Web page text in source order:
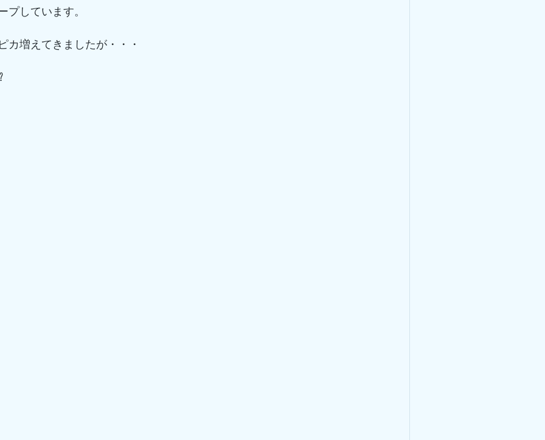
プしています。
カ増えてきましたが・・・